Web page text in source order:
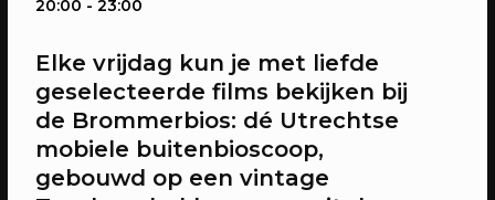
20:00 - 23:00
Elke vrijdag kun je met liefde
geselecteerde films bekijken bij
de Brommerbios: dé Utrechtse
mobiele buitenbioscoop,
gebouwd op een vintage